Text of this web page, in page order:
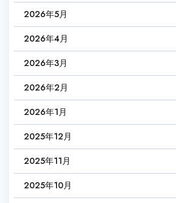
2026年5月
2026年4月
2026年3月
2026年2月
2026年1月
2025年12月
2025年11月
2025年10月